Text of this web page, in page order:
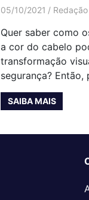
05/10/2021 Redação
Quer saber como
a cor do cabelo
transformação
segurança? Então,
SAIBA MAIS